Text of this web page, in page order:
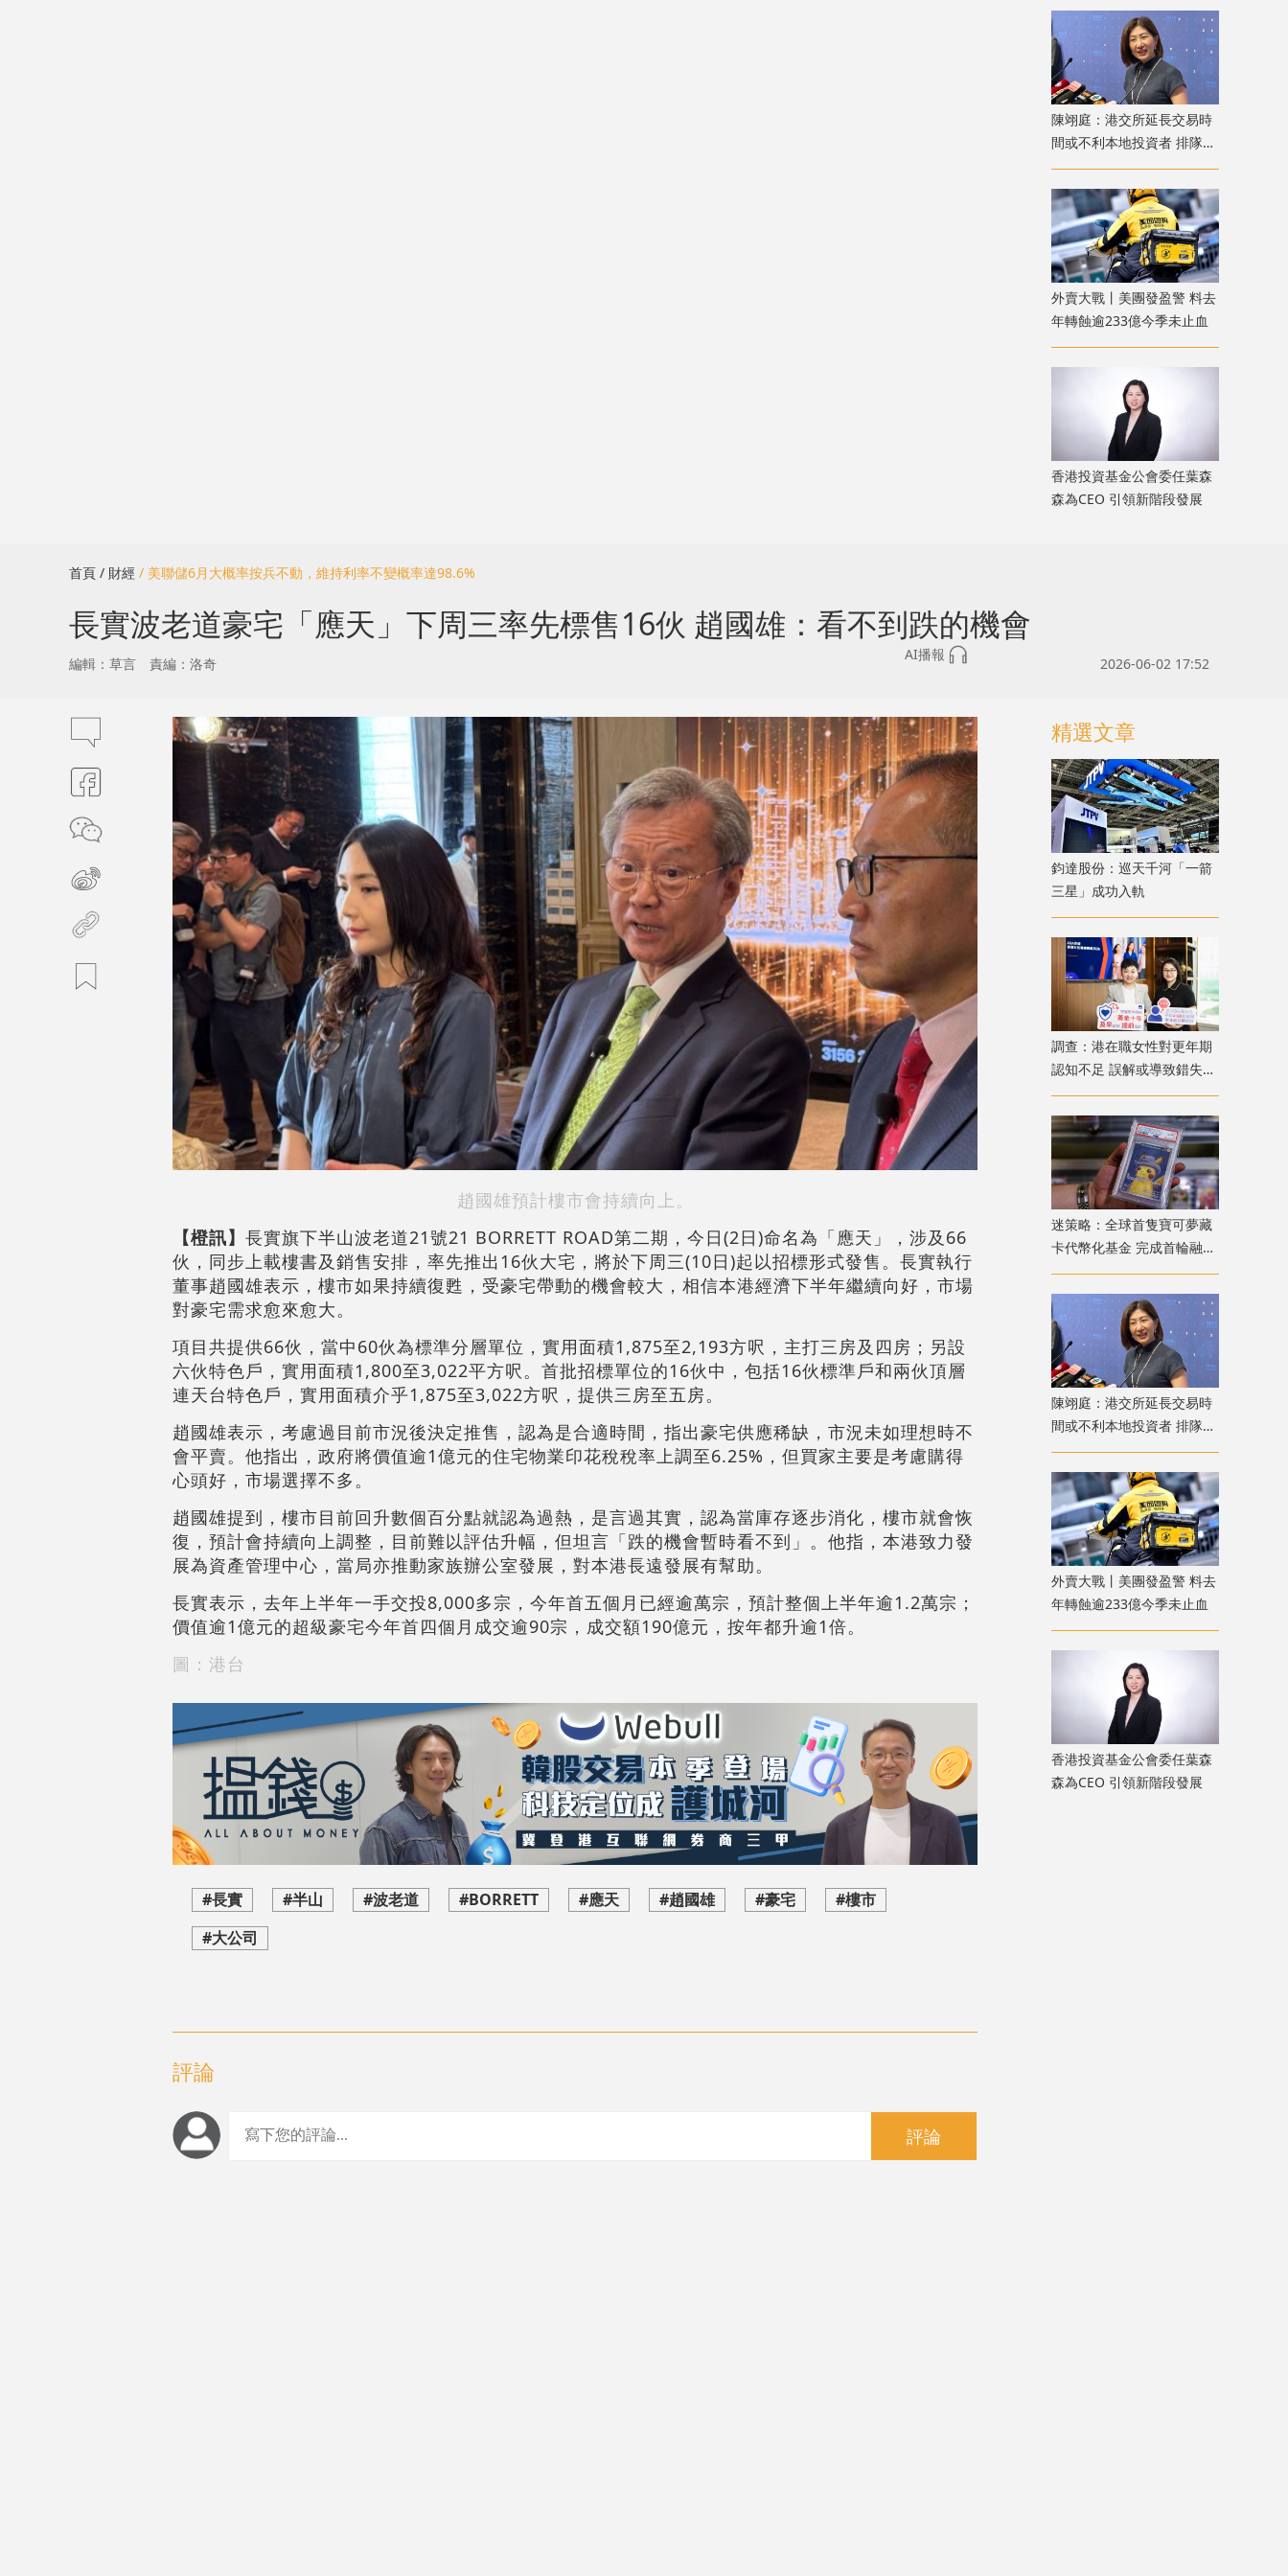
陳翊庭：港交所延長交易時
間或不利本地投資者 排隊上
市公司數量創新高
外賣大戰丨美團發盈警 料去
年轉蝕逾233億今季未止血
香港投資基金公會委任葉森
森為CEO 引領新階段發展
首頁 / 財經 / 美聯儲6月大概率按兵不動，維持利率不變概率達98.6%
長實波老道豪宅「應天」下周三率先標售16伙 趙國雄：看不到跌的機會
AI播報
編輯：草言 責編：洛奇 2026-06-02 17:52
趙國雄預計樓市會持續向上。
【橙訊】 長實旗下半山波老道21號21 BORRETT ROAD第二期，今日(2日)命名為「應天」，涉及66
伙，同步上載樓書及銷售安排，率先推出16伙大宅，將於下周三(10日)起以招標形式發售。長實執行
董事趙國雄表示，樓市如果持續復甦，受豪宅帶動的機會較大，相信本港經濟下半年繼續向好，市場
對豪宅需求愈來愈大。
項目共提供66伙，當中60伙為標準分層單位，實用面積1,875至2,193方呎，主打三房及四房；另設
六伙特色戶，實用面積1,800至3,022平方呎。首批招標單位的16伙中，包括16伙標準戶和兩伙頂層
連天台特色戶，實用面積介乎1,875至3,022方呎，提供三房至五房。
趙國雄表示，考慮過目前市況後決定推售，認為是合適時間，指出豪宅供應稀缺，市況未如理想時不
會平賣。他指出，政府將價值逾1億元的住宅物業印花稅稅率上調至6.25%，但買家主要是考慮購得
心頭好，市場選擇不多。
趙國雄提到，樓市目前回升數個百分點就認為過熱，是言過其實，認為當庫存逐步消化，樓市就會恢
復，預計會持續向上調整，目前難以評估升幅，但坦言「跌的機會暫時看不到」。他指，本港致力發
展為資產管理中心，當局亦推動家族辦公室發展，對本港長遠發展有幫助。
長實表示，去年上半年一手交投8,000多宗，今年首五個月已經逾萬宗，預計整個上半年逾1.2萬宗；
價值逾1億元的超級豪宅今年首四個月成交逾90宗，成交額190億元，按年都升逾1倍。
圖：港台
#長實 #半山 #波老道 #BORRETT #應天 #趙國雄 #豪宅
#樓市
#大公司
評論
評論
精選文章
鈞達股份：巡天千河「一箭
三星」成功入軌
調查：港在職女性對更年期
認知不足 誤解或導致錯失
「黃金預防期」
迷策略：全球首隻寶可夢藏
卡代幣化基金 完成首輪融資
兼獲超購
陳翊庭：港交所延長交易時
間或不利本地投資者 排隊上
市公司數量創新高
外賣大戰丨美團發盈警 料去
年轉蝕逾233億今季未止血
香港投資基金公會委任葉森
森為CEO 引領新階段發展